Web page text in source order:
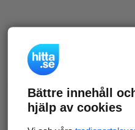
Bättre innehåll
hjälp av cookies